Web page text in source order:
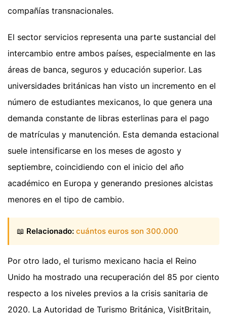
compañías transnacionales.
El sector servicios representa una parte sustancial del
intercambio entre ambos países, especialmente en las
áreas de banca, seguros y educación superior. Las
universidades británicas han visto un incremento en el
número de estudiantes mexicanos, lo que genera una
demanda constante de libras esterlinas para el pago
de matrículas y manutención. Esta demanda estacional
suele intensificarse en los meses de agosto y
septiembre, coincidiendo con el inicio del año
académico en Europa y generando presiones alcistas
menores en el tipo de cambio.
📖 Relacionado: cuántos euros son 300.000
Por otro lado, el turismo mexicano hacia el Reino
Unido ha mostrado una recuperación del 85 por ciento
respecto a los niveles previos a la crisis sanitaria de
2020. La Autoridad de Turismo Británica, VisitBritain,